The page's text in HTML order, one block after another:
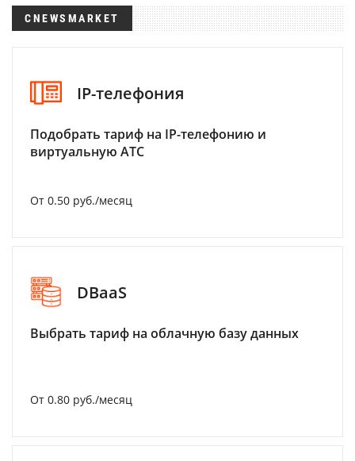
CNEWSMARKET
IP-телефония
Подобрать тариф на IP-телефонию и
виртуальную АТС
От 0.50 руб./месяц
DBaaS
Выбрать тариф на облачную базу данных
От 0.80 руб./месяц